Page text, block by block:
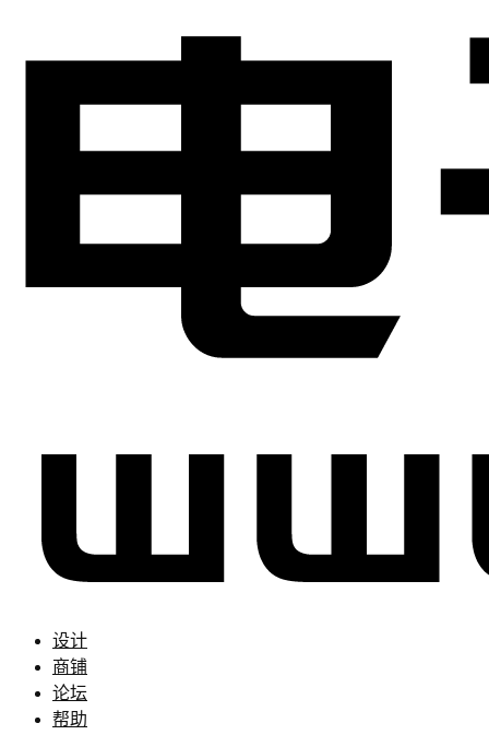
设计
商铺
论坛
帮助